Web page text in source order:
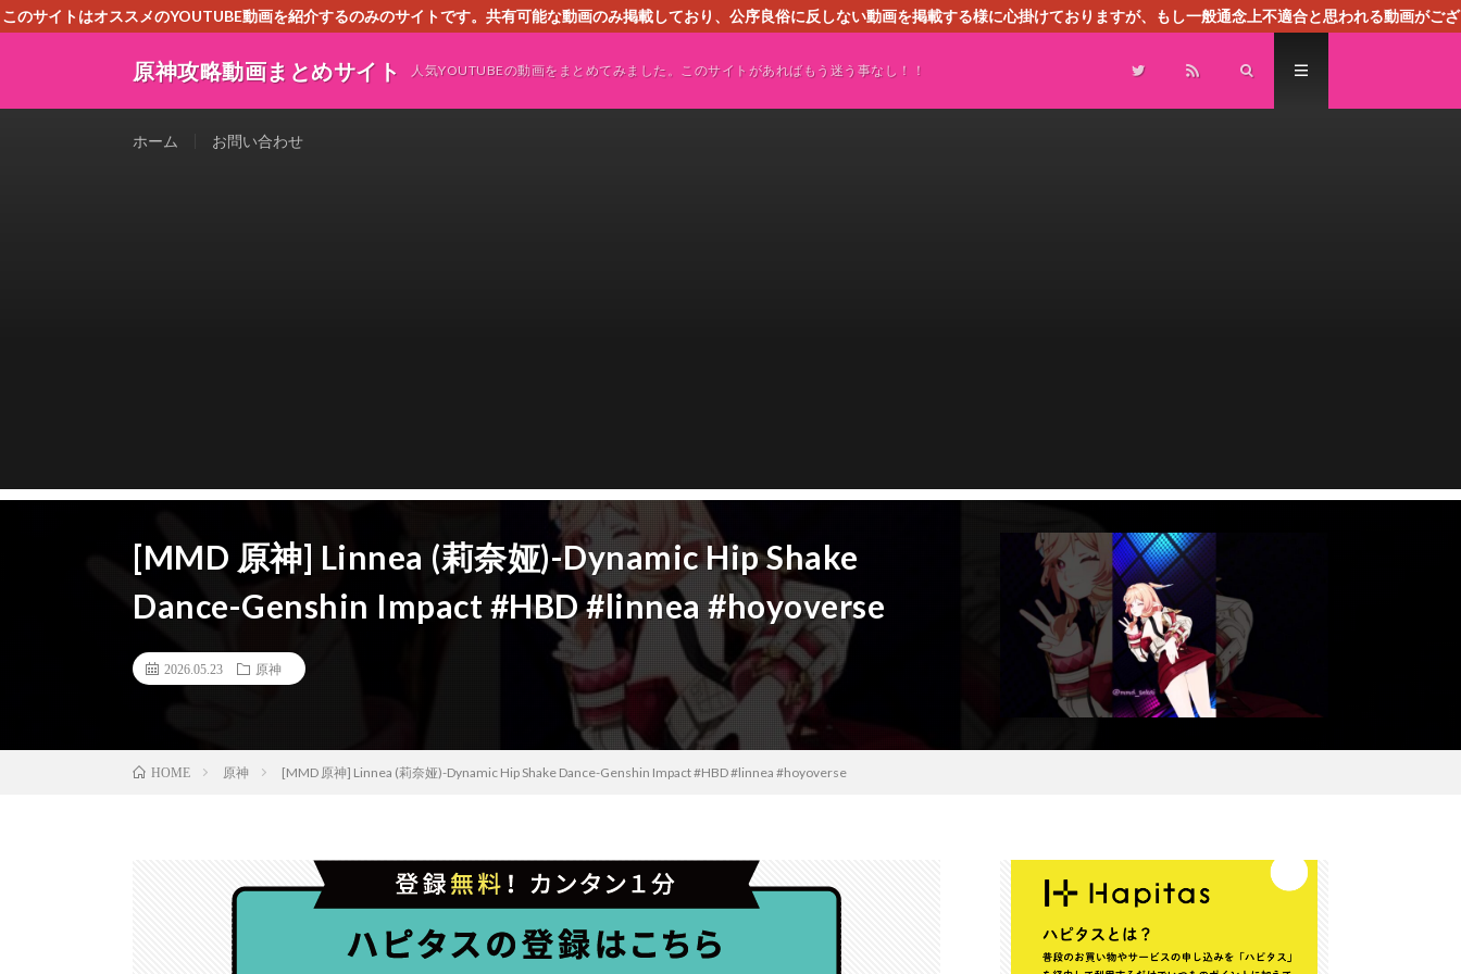
このサイトはオススメのYOUTUBE動画を紹介するのみのサイトです。共有可能な動画のみ掲載しており、公序良俗に反しない動画を掲載する様に心掛けておりますが、もし一般通念上不適合と思われる動画がござ
原神攻略動画まとめサイト 人気YOUTUBEの動画をまとめてみました。このサイトがあればもう迷う事なし！！
ホーム お問い合わせ
[MMD 原神] Linnea (莉奈娅)-Dynamic Hip Shake
Dance-Genshin Impact #HBD #linnea #hoyoverse
2026.05.23 原神
HOME 原神 [MMD 原神] Linnea (莉奈娅)-Dynamic Hip Shake Dance-Genshin Impact #HBD #linnea #hoyoverse